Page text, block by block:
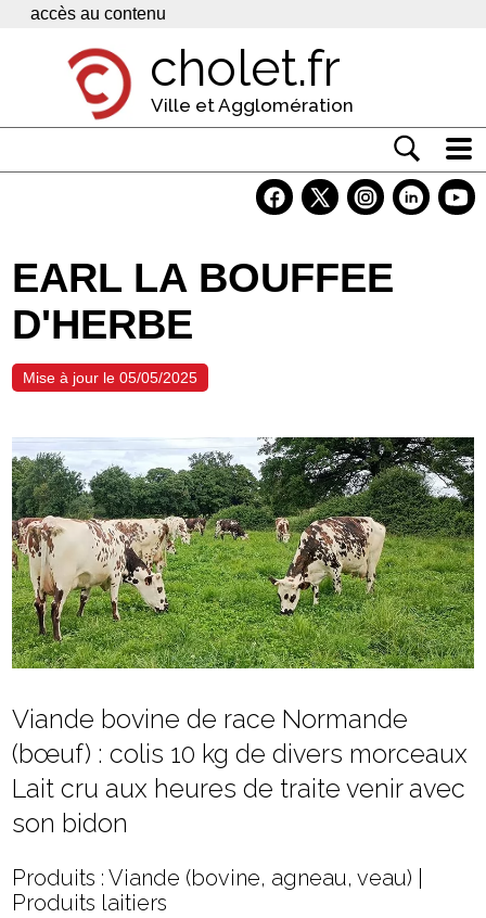
Panneau de gestion des cookies
accès au contenu
cholet.fr
Ville et Agglomération
Economie
Services
Contacts
EARL LA BOUFFEE
D'HERBE
Mise à jour le 05/05/2025
Viande bovine de race Normande
(bœuf) : colis 10 kg de divers morceaux
Lait cru aux heures de traite venir avec
son bidon
Produits : Viande (bovine, agneau, veau) |
Produits laitiers